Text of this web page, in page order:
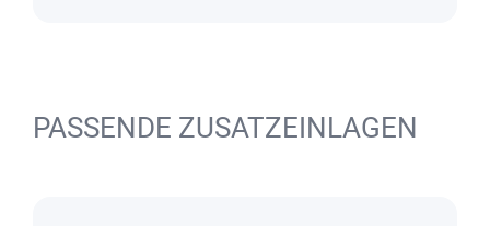
PASSENDE ZUSATZEINLAGEN